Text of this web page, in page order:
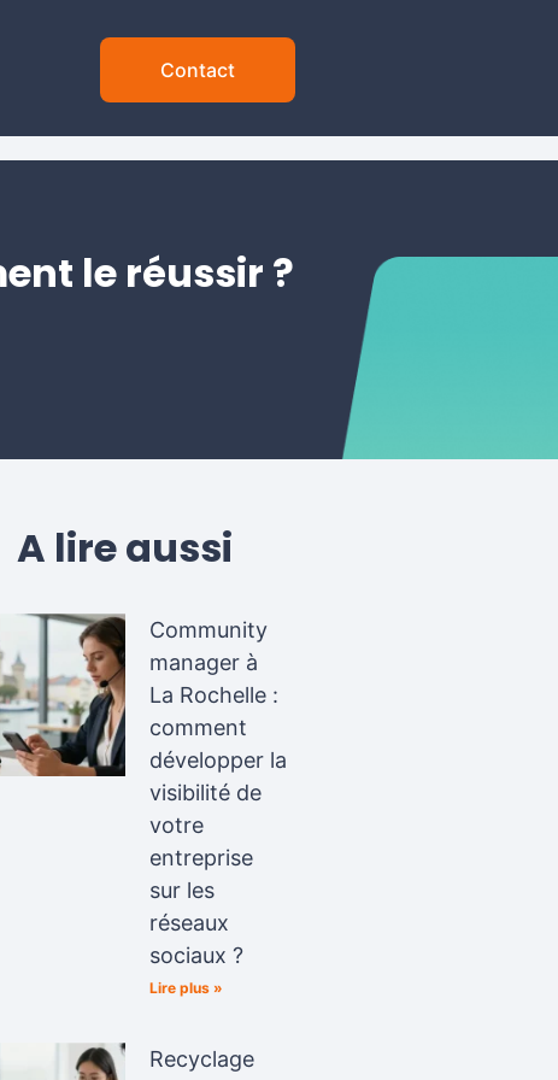
Contact
le réussir ?
A lire aussi
Community
manager à
La Rochelle :
comment
développer la
visibilité de
votre
entreprise
sur les
réseaux
sociaux ?
Lire plus »
Recyclage